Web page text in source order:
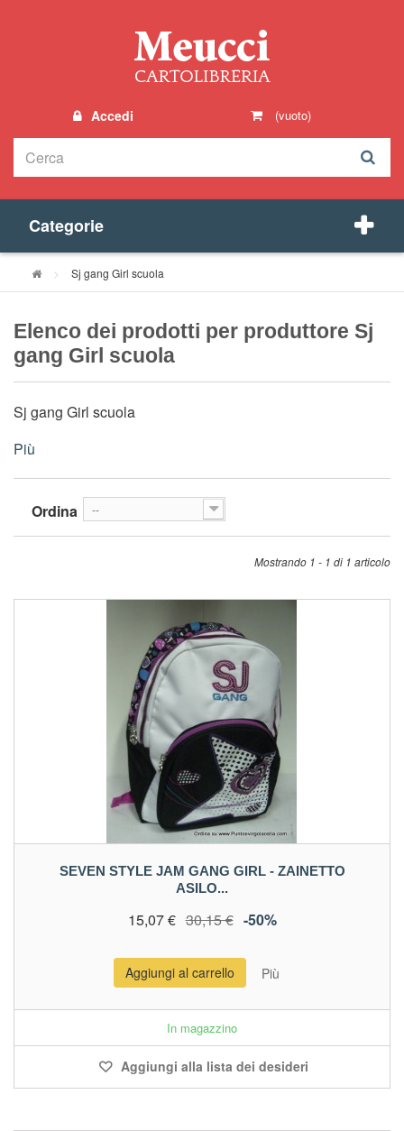
Accedi (vuoto)
Categorie
> Sj gang Girl scuola
Elenco dei prodotti per produttore Sj
gang Girl scuola
Sj gang Girl scuola
Più
Ordina --
Mostrando 1 - 1 di 1 articolo
SEVEN STYLE JAM GANG GIRL - ZAINETTO
ASILO...
15,07 € 30,15 € -50%
Aggiungi al carrello Più
In magazzino
Aggiungi alla lista dei desideri